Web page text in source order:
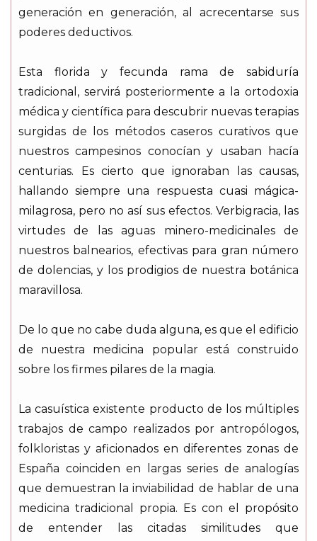
generación en generación, al acrecentarse sus
poderes deductivos.
Esta florida y fecunda rama de sabiduría
tradicional, servirá posteriormente a la ortodoxia
médica y científica para descubrir nuevas terapias
surgidas de los métodos caseros curativos que
nuestros campesinos conocían y usaban hacía
centurias. Es cierto que ignoraban las causas,
hallando siempre una respuesta cuasi mágica-
milagrosa, pero no así sus efectos. Verbigracia, las
virtudes de las aguas minero-medicinales de
nuestros balnearios, efectivas para gran número
de dolencias, y los prodigios de nuestra botánica
maravillosa.
De lo que no cabe duda alguna, es que el edificio
de nuestra medicina popular está construido
sobre los firmes pilares de la magia.
La casuística existente producto de los múltiples
trabajos de campo realizados por antropólogos,
folkloristas y aficionados en diferentes zonas de
España coinciden en largas series de analogías
que demuestran la inviabilidad de hablar de una
medicina tradicional propia. Es con el propósito
de entender las citadas similitudes que